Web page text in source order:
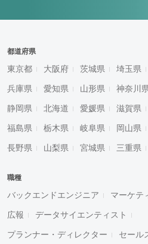
都道府県
東京都 大阪府 茨城県 埼玉県
兵庫県 愛知県 山形県 神奈川
静岡県 北海道 愛媛県 滋賀県
福島県 栃木県 岐阜県 岡山県
長野県 山梨県 宮城県 三重県
職種
バックエンドエンジニア マーケテ
広報 データサイエンティスト
プランナー・ディレクター セール